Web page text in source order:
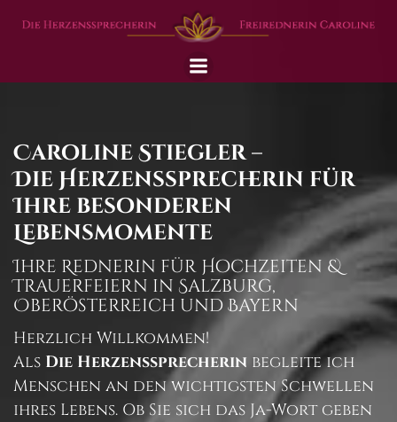
Zum
Inhalt
springen
Caroline Stiegler –
Die Herzenssprecherin für
Ihre besonderen
Lebensmomente
Ihre Rednerin für Hochzeiten &
Trauerfeiern in Salzburg,
Oberösterreich und Bayern
Herzlich Willkommen!
Als Die Herzenssprecherin begleite ich
Menschen an den wichtigsten Schwellen
ihres Lebens. Ob Sie sich das Ja-Wort geben